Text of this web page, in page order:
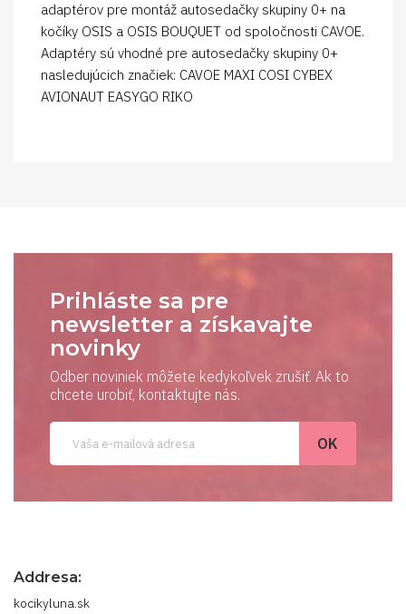
adaptérov pre montáž autosedačky skupiny 0+ na
kočíky OSIS a OSIS BOUQUET od spoločnosti CAVOE.
Adaptéry sú vhodné pre autosedačky skupiny 0+
nasledujúcich značiek: CAVOE MAXI COSI CYBEX
AVIONAUT EASYGO RIKO
Prihláste sa pre
newsletter a získavajte
novinky
Odber noviniek môžete kedykoľvek zrušiť. Ak to
chcete urobiť, kontaktujte nás.
Addresa:
kocikyluna.sk